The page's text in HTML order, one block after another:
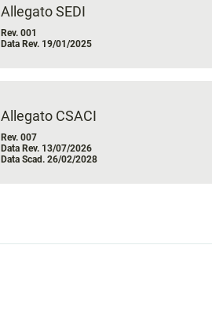
Allegato SEDI
Rev. 001
Data Rev. 19/01/2025
Allegato CSACI
Rev. 007
Data Rev. 13/07/2026
Data Scad. 26/02/2028